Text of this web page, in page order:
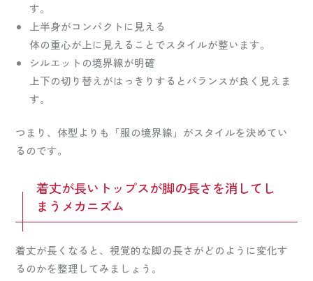
す。
上半身がコンパクトに見える
体の重心が上に見えることでスタイルが整います。
シルエットの境界線が明確
上下の切り替えがはっきりするとバランスが良く見えま
す。
つまり、体型よりも「服の境界線」がスタイルを決めてい
るのです。
着丈が長いトップスが脚の長さを消してし
まうメカニズム
着丈が長くなると、視覚的な脚の長さがどのように変化す
るのかを整理してみましょう。